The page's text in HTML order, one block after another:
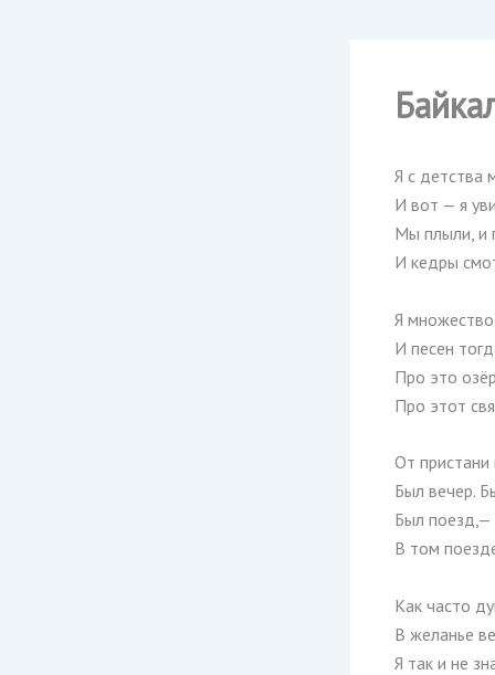
Я с детства
И вот — я
Мы плыли, и
И кедры
Я
И песен
Про это
Про этот
От пристани
Был вечер.
Был поезд,—
В том
Как часто
В желанье
Я так и не